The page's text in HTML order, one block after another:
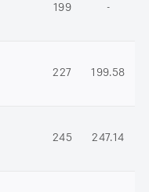
199 -
227 199.58
245 247.14